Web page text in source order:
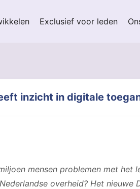
Exclusief voor leden
inzicht in digitale
mensen problemen met
overheid? Het